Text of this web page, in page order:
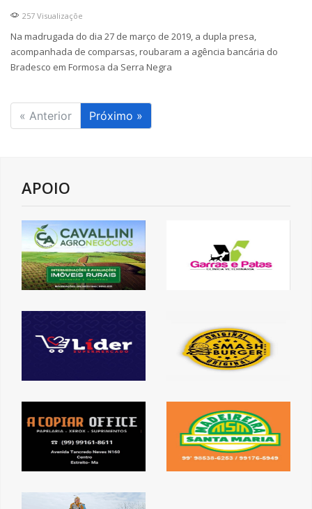
257 Visualizaçõe
Na madrugada do dia 27 de março de 2019, a dupla presa,
acompanhada de comparsas, roubaram a agência bancária do
Bradesco em Formosa da Serra Negra
« Anterior Próximo »
APOIO